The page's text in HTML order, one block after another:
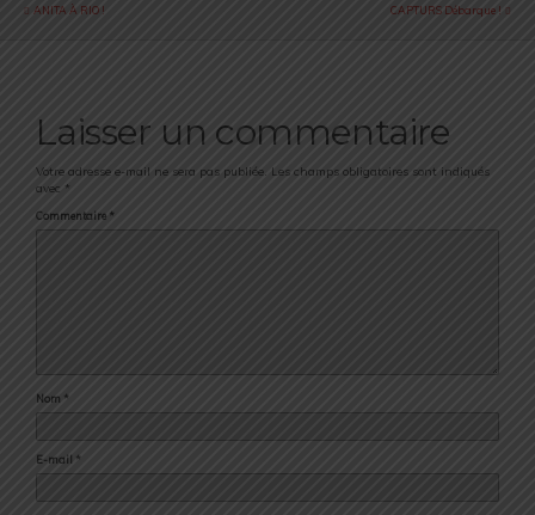
ANITA À RIO !
CAPTURS Débarque !
Laisser un commentaire
Votre adresse e-mail ne sera pas publiée. Les champs obligatoires sont indiqués
avec *
Commentaire *
Nom *
E-mail *